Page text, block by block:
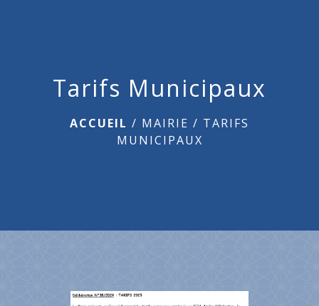
Tarifs Municipaux
ACCUEIL / MAIRIE / TARIFS
MUNICIPAUX